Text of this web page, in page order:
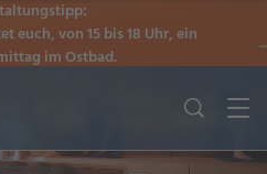
euch, von 15 bis 18 Uhr, ein
im Ostbad.